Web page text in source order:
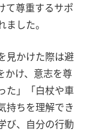
て尊重するサポ
した。
見かけた際は避
かけ、意志を尊
た」「白杖や車
持ちを理解でき
び、自分の行動